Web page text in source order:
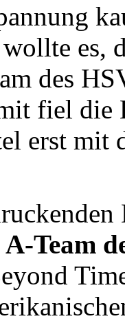
es,
des
fiel die
erst mit
A-Team